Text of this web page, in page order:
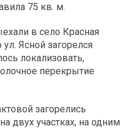
75 кв. м.
в село Красная
Ясной загорелся
локализовать,
перекрытие
загорелись
двух участках, на одним